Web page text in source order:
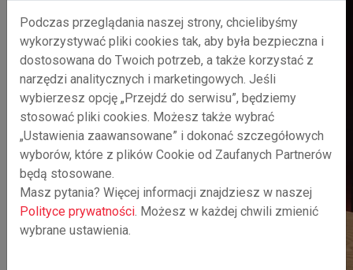
Podczas przeglądania naszej strony, chcielibyśmy
wykorzystywać pliki cookies tak, aby była bezpieczna i
dostosowana do Twoich potrzeb, a także korzystać z
narzędzi analitycznych i marketingowych. Jeśli
wybierzesz opcję „Przejdź do serwisu”, będziemy
stosować pliki cookies. Możesz także wybrać
„Ustawienia zaawansowane” i dokonać szczegółowych
wyborów, które z plików Cookie od Zaufanych Partnerów
będą stosowane.
Masz pytania? Więcej informacji znajdziesz w naszej
Polityce prywatności. Możesz w każdej chwili zmienić
wybrane ustawienia.